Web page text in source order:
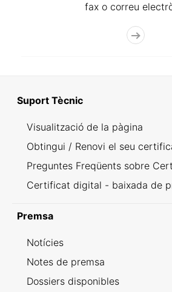
fax o correu
Suport Tècnic
Visualització de la pàgina
Obtingui / Renovi el seu
Preguntes Freqüents sobre
Certificat digital - baixada de
Premsa
Notícies
Notes de premsa
Dossiers disponibles